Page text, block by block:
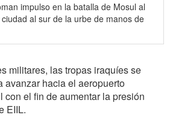
impulso en la batalla de Mosul al
al sur de la urbe de manos de
militares, las tropas iraquíes se
avanzar hacia el aeropuerto
con el fin de aumentar la presión
EIIL.